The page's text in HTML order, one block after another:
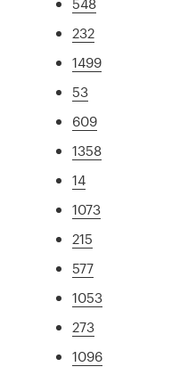
232
1499
53
609
1358
14
1073
215
577
1053
273
1096